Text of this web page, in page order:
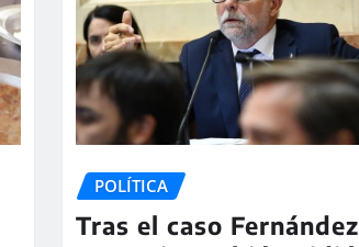
POLÍTICA
Tras el caso Fernández